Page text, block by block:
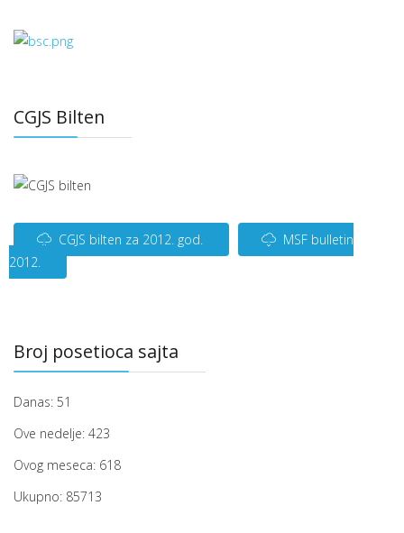
CGJS Bilten
CGJS bilten za 2012. god.
MSF bulletin
2012.
Broj posetioca sajta
Danas: 51
Ove nedelje: 423
Ovog meseca: 618
Ukupno: 85713